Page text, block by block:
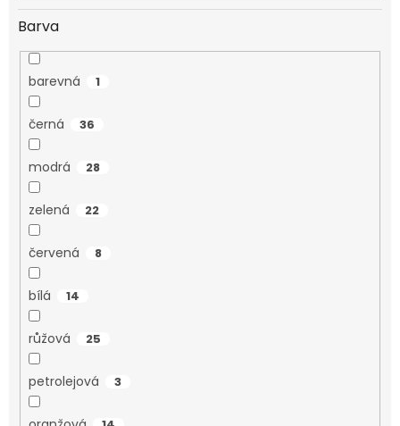
Barva
barevná 1
černá 36
modrá 28
zelená 22
červená 8
bílá 14
růžová 25
petrolejová 3